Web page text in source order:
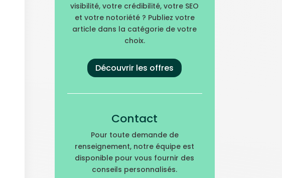
visibilité, votre crédibilité, votre SEO
et votre notoriété ? Publiez votre
article dans la catégorie de votre
choix.
Découvrir les offres
Contact
Pour toute demande de
renseignement, notre équipe est
disponible pour vous fournir des
conseils personnalisés.